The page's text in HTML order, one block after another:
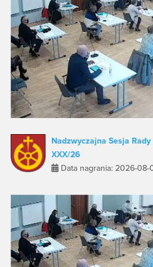
Nadzwyczajna Sesja
XXX/26
Data nagrania: 2026-